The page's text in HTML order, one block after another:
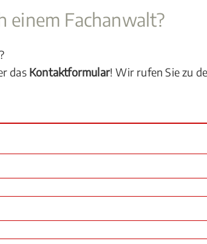
einem Fachanwalt?
das Kontaktformular! Wir rufen Sie zu